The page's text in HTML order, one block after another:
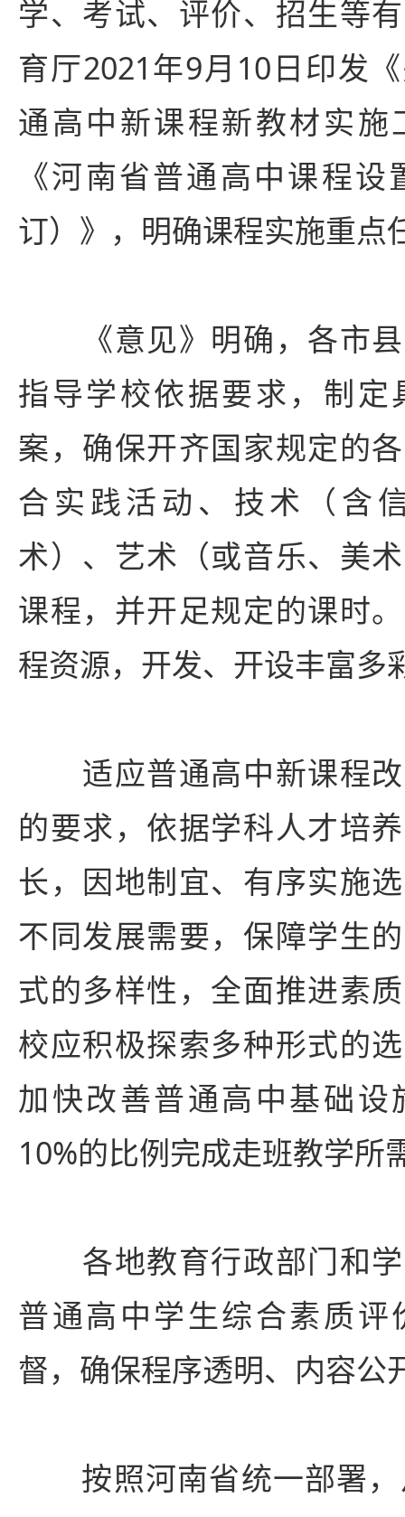
学、考试、评价、招生等
育厅2021年9月10日印发
通高中新课程新教材实施
《河南省普通高中课程
订）》，明确课程实施重点
《意见》明确，各市县
指导学校依据要求，制定
案，确保开齐国家规定的
合实践活动、技术（含
术）、艺术（或音乐、美
课程，并开足规定的课时
程资源，开发、开设丰富多
适应普通高中新课程改
的要求，依据学科人才培
长，因地制宜、有序实施
不同发展需要，保障学生
式的多样性，全面推进素
校应积极探索多种形式的
加快改善普通高中基础设
10%的比例完成走班教学所
各地教育行政部门和学
普通高中学生综合素质评
督，确保程序透明、内容公
按照河南省统一部署，